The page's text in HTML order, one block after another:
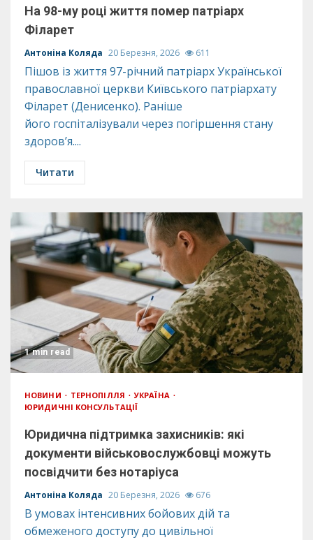
На 98-му році життя помер патріарх
Філарет
Антоніна Коляда 20 Березня, 2026 611
Пішов із життя 97-річний патріарх Української
православної церкви Київського патріархату
Філарет (Денисенко). Раніше
його госпіталізували через погіршення стану
здоров’я....
Читати
1 min read
НОВИНИ ТЕРНОПІЛЛЯ
УКРАЇНА
ЮРИДИЧНІ КОНСУЛЬТАЦІЇ
Юридична підтримка захисників: які
документи військовослужбовці можуть
посвідчити без нотаріуса
Антоніна Коляда 20 Березня, 2026 676
В умовах інтенсивних бойових дій та
обмеженого доступу до цивільної